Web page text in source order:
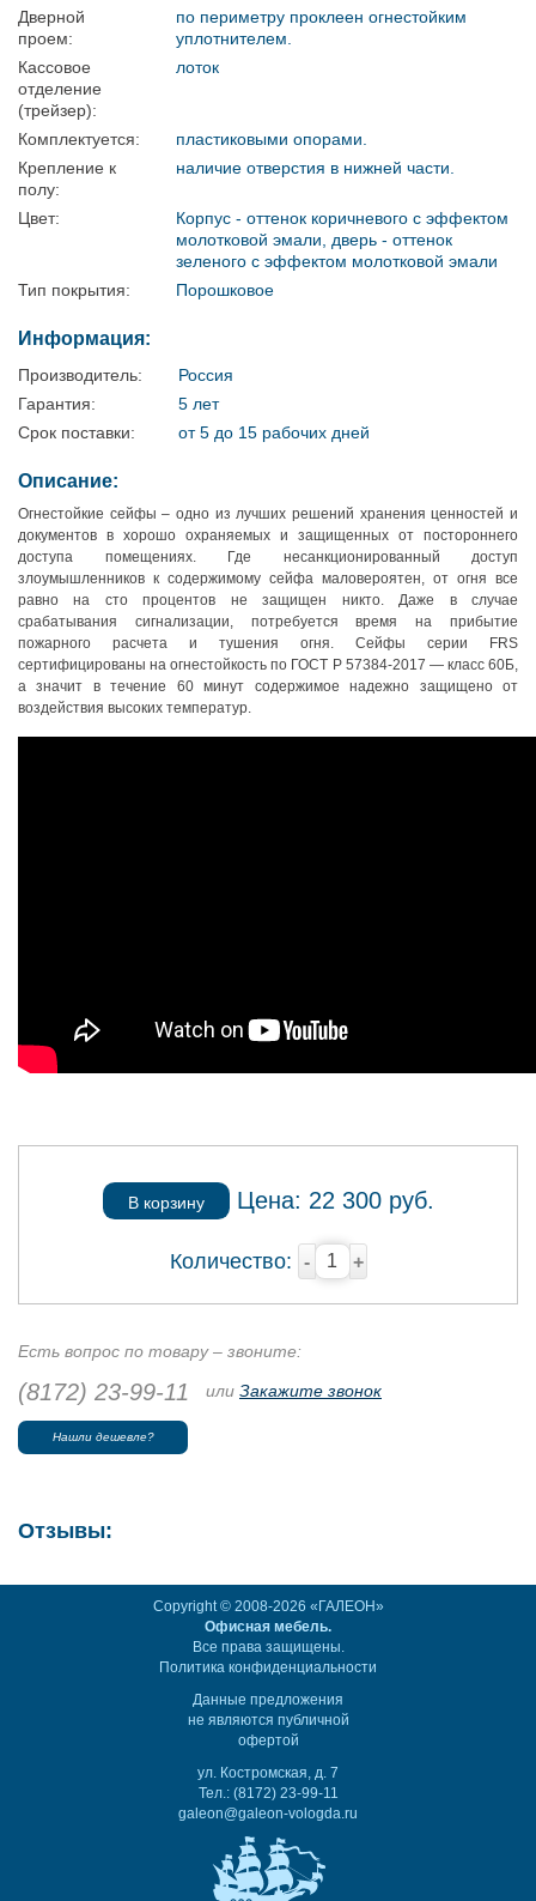
Дверной
проем:
по периметру проклеен огнестойким
уплотнителем.
Кассовое
отделение
(трейзер):
лоток
Комплектуется:
пластиковыми опорами.
Крепление к
полу:
наличие отверстия в нижней части.
Цвет:
Корпус - оттенок коричневого с эффектом
молотковой эмали, дверь - оттенок
зеленого с эффектом молотковой эмали
Тип покрытия:
Порошковое
Информация:
Производитель:
Россия
Гарантия:
5 лет
Срок поставки:
от 5 до 15 рабочих дней
Описание:
Огнестойкие сейфы – одно из лучших решений хранения ценностей и
документов в хорошо охраняемых и защищенных от постороннего
доступа помещениях. Где несанкционированный доступ
злоумышленников к содержимому сейфа маловероятен, от огня все
равно на сто процентов не защищен никто. Даже в случае
срабатывания сигнализации, потребуется время на прибытие
пожарного расчета и тушения огня. Сейфы серии FRS
сертифицированы на огнестойкость по ГОСТ Р 57384-2017 — класс 60Б,
а значит в течение 60 минут содержимое надежно защищено от
воздействия высоких температур.
В корзину Цена: 22 300руб.
Количество: - +
Есть вопрос по товару – звоните:
(8172) 23-99-11 или Закажите звонок
Нашли дешевле?
Отзывы:
Copyright © 2008-2026 «ГАЛЕОН»
Офисная мебель.
Все права защищены.
Политика конфиденциальности
Данные предложения
не являются публичной
офертой
ул. Костромская, д. 7
Тел.: (8172) 23-99-11
galeon@galeon-vologda.ru